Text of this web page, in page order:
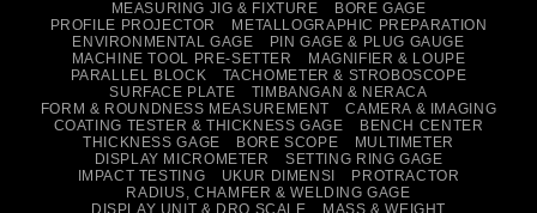
MEASURING JIG & FIXTURE
BORE GAGE
PROFILE PROJECTOR
METALLOGRAPHIC PREPARATION
ENVIRONMENTAL GAGE
PIN GAGE & PLUG GAUGE
MACHINE TOOL PRE-SETTER
MAGNIFIER & LOUPE
PARALLEL BLOCK
TACHOMETER & STROBOSCOPE
SURFACE PLATE
TIMBANGAN & NERACA
FORM & ROUNDNESS MEASUREMENT
CAMERA & IMAGING
COATING TESTER & THICKNESS GAGE
BENCH CENTER
THICKNESS GAGE
BORE SCOPE
MULTIMETER
DISPLAY MICROMETER
SETTING RING GAGE
IMPACT TESTING
UKUR DIMENSI
PROTRACTOR
RADIUS, CHAMFER & WELDING GAGE
DISPLAY UNIT & DRO SCALE
MASS & WEIGHT